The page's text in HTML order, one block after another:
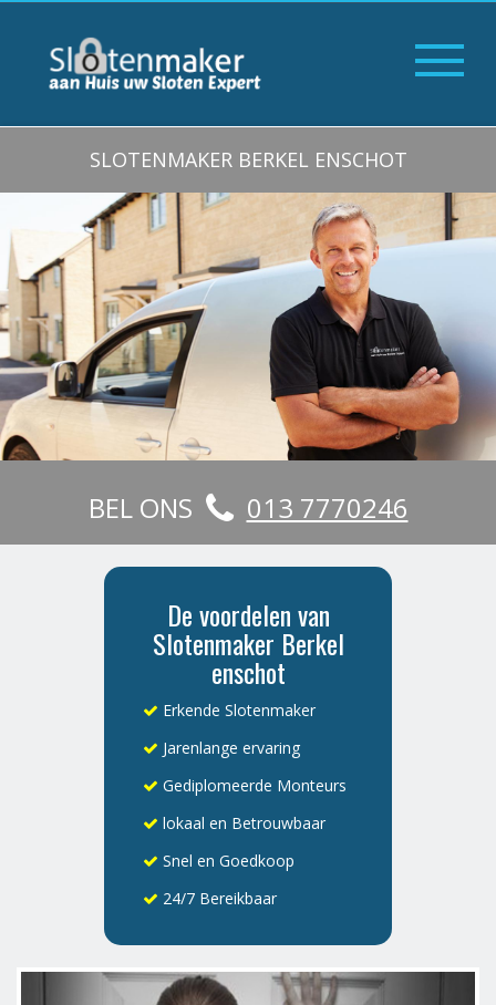
SLOTENMAKER BERKEL ENSCHOT
BEL ONS 013 7770246
De voordelen van
Slotenmaker Berkel
enschot
Erkende Slotenmaker
Jarenlange ervaring
Gediplomeerde Monteurs
lokaal en Betrouwbaar
Snel en Goedkoop
24/7 Bereikbaar